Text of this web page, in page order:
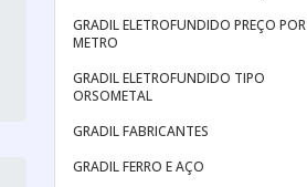
GRADIL ELETROFUNDIDO PREÇO POR
METRO
GRADIL ELETROFUNDIDO TIPO
ORSOMETAL
GRADIL FABRICANTES
GRADIL FERRO E AÇO